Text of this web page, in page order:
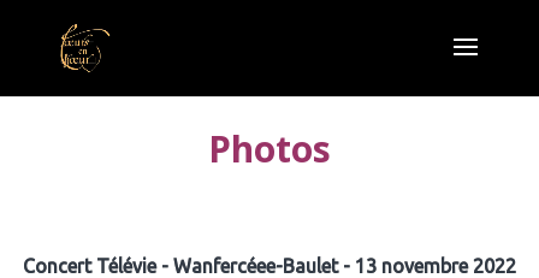
Photos
Concert Télévie - Wanfercéee-Baulet - 13 novembre 2022